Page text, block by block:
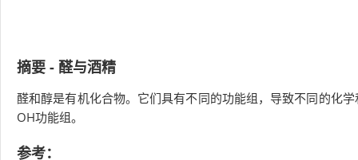
摘要 - 醛与酒精
醛和醇是有机化合物。它们具有不同的功能组，导致不同的化
OH功能组。
参考：